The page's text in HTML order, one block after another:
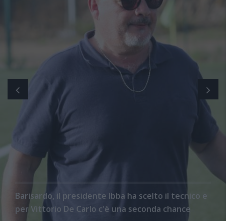
Barisardo, il presidente Ibba ha scelto il tecnico e
per Vittorio De Carlo c'è una seconda chance